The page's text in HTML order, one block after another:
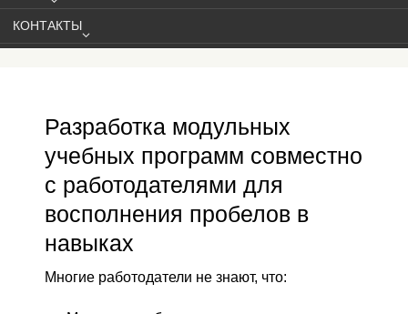
КОНТАКТЫ
Разработка модульных
учебных программ совместно
с работодателями для
восполнения пробелов в
навыках
Многие работодатели не знают, что: